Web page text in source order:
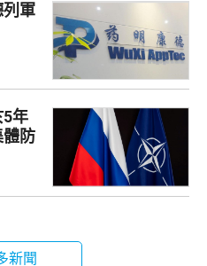
軍
5年
防
新聞